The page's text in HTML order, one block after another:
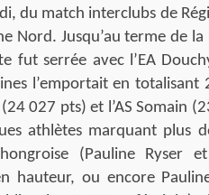
du match interclubs de
Nord. Jusqu’au terme de
fut serrée avec l’EA
l’emportait en totalisant
027 pts) et l’AS Somain
athlètes marquant plus
(Pauline Ryser
hauteur, ou encore